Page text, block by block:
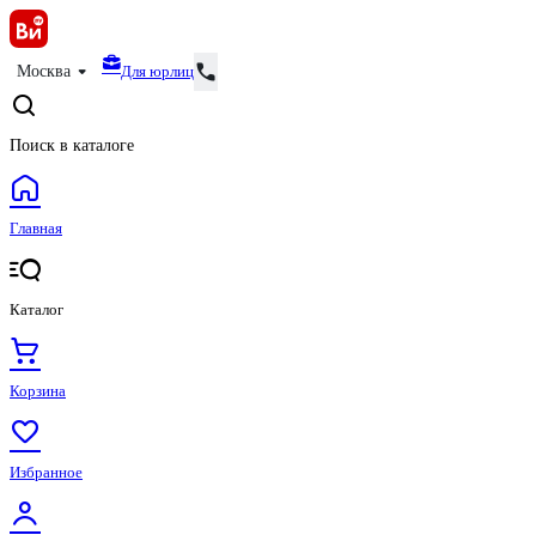
Москва Для юрлиц
Поиск в каталоге
Главная
Каталог
Корзина
Избранное